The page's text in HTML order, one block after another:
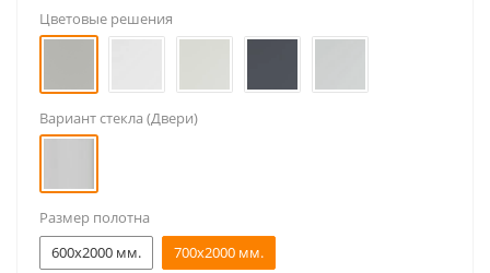
Цветовые решения
Вариант стекла (Двери)
Размер полотна
600x2000 мм.
700x2000 мм.